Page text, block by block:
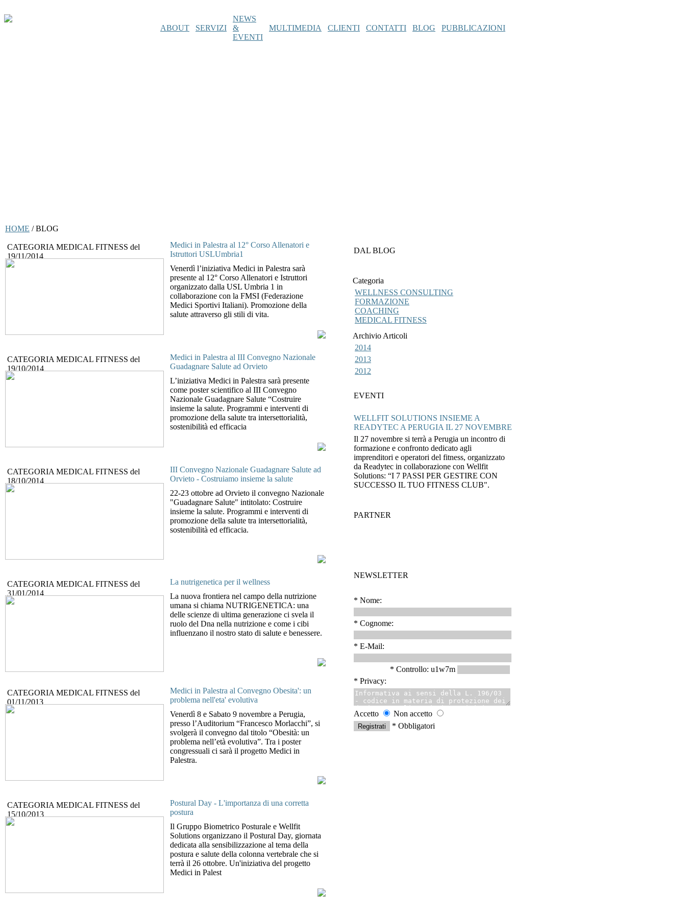
ABOUT SERVIZI
NEWS
&
EVENTI
MULTIMEDIA CLIENTI CONTATTI BLOG PUBBLICAZIONI
HOME /BLOG
CATEGORIA MEDICAL FITNESS del
19/11/2014
Medici in Palestra al 12° Corso Allenatori e
Istruttori USLUmbria1
Venerdì l’iniziativa Medici in Palestra sarà
presente al 12° Corso Allenatori e Istruttori
organizzato dalla USL Umbria 1 in
collaborazione con la FMSI (Federazione
Medici Sportivi Italiani). Promozione della
salute attraverso gli stili di vita.
CATEGORIA MEDICAL FITNESS del
19/10/2014
Medici in Palestra al III Convegno Nazionale
Guadagnare Salute ad Orvieto
L’iniziativa Medici in Palestra sarà presente
come poster scientifico al III Convegno
Nazionale Guadagnare Salute “Costruire
insieme la salute. Programmi e interventi di
promozione della salute tra intersettorialità,
sostenibilità ed efficacia
CATEGORIA MEDICAL FITNESS del
18/10/2014
III Convegno Nazionale Guadagnare Salute ad
Orvieto - Costruiamo insieme la salute
22-23 ottobre ad Orvieto il convegno Nazionale
"Guadagnare Salute" intitolato: Costruire
insieme la salute. Programmi e interventi di
promozione della salute tra intersettorialità,
sostenibilità ed efficacia.
CATEGORIA MEDICAL FITNESS del
31/01/2014
La nutrigenetica per il wellness
La nuova frontiera nel campo della nutrizione
umana si chiama NUTRIGENETICA: una
delle scienze di ultima generazione ci svela il
ruolo del Dna nella nutrizione e come i cibi
influenzano il nostro stato di salute e benessere.
CATEGORIA MEDICAL FITNESS del
01/11/2013
Medici in Palestra al Convegno Obesita': un
problema nell'eta' evolutiva
Venerdì 8 e Sabato 9 novembre a Perugia,
presso l’Auditorium “Francesco Morlacchi”, si
svolgerà il convegno dal titolo “Obesità: un
problema nell’età evolutiva”. Tra i poster
congressuali ci sarà il progetto Medici in
Palestra.
CATEGORIA MEDICAL FITNESS del
15/10/2013
Postural Day - L'importanza di una corretta
postura
Il Gruppo Biometrico Posturale e Wellfit
Solutions organizzano il Postural Day, giornata
dedicata alla sensibilizzazione al tema della
postura e salute della colonna vertebrale che si
terrà il 26 ottobre. Un'iniziativa del progetto
Medici in Palest
DAL BLOG
Categoria
WELLNESS CONSULTING
FORMAZIONE
COACHING
MEDICAL FITNESS
Archivio Articoli
2014
2013
2012
EVENTI
WELLFIT SOLUTIONS INSIEME A
READYTEC A PERUGIA IL 27 NOVEMBRE
Il 27 novembre si terrà a Perugia un incontro di
formazione e confronto dedicato agli
imprenditori e operatori del fitness, organizzato
da Readytec in collaborazione con Wellfit
Solutions: “I 7 PASSI PER GESTIRE CON
SUCCESSO IL TUO FITNESS CLUB".
PARTNER
NEWSLETTER
* Nome:
* Cognome:
* E-Mail:
* Controllo: u1w7m
* Privacy:
Accetto
Non accetto
* Obbligatori